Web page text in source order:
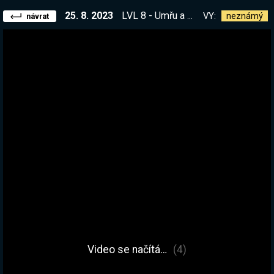
návrat 25. 8. 2023 LVL 8 - Umřu a mažu postavu. Oficiální WoW HC server - Stitches. | !kniha VY: neznámý
Video se načítá… (4)